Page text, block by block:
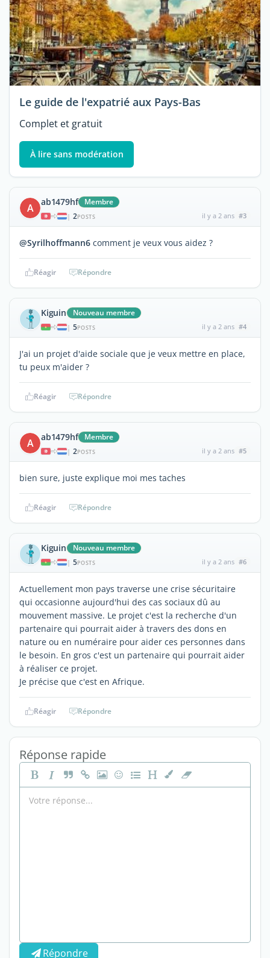
Le guide de l'expatrié aux Pays-Bas
Complet et gratuit
À lire sans modération
A ab1479hf Membre
| 2POSTS il y a 2 ans #3
@Syrilhoffmann6 comment je veux vous aidez ?
Réagir Répondre
Kiguin Nouveau membre
| 5POSTS il y a 2 ans #4
J'ai un projet d'aide sociale que je veux mettre en place,
tu peux m'aider ?
Réagir Répondre
A ab1479hf Membre
| 2POSTS il y a 2 ans #5
bien sure, juste explique moi mes taches
Réagir Répondre
Kiguin Nouveau membre
| 5POSTS il y a 2 ans #6
Actuellement mon pays traverse une crise sécuritaire
qui occasionne aujourd'hui des cas sociaux dû au
mouvement massive. Le projet c'est la recherche d'un
partenaire qui pourrait aider à travers des dons en
nature ou en numéraire pour aider ces personnes dans
le besoin. En gros c'est un partenaire qui pourrait aider
à réaliser ce projet.
Je précise que c'est en Afrique.
Réagir Répondre
Réponse rapide
Répondre